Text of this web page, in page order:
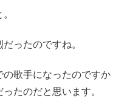
ったのですね。
歌手になったのですか
たのだと思います。